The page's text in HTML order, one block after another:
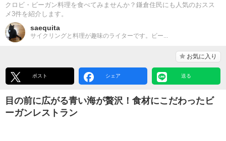
クロビ・ビーガン料理を食べてみませんか？鎌倉住民にも人気のおスス
メ3件を紹介します。
saequita
サイクリングと料理が趣味のライターです。ビー...
お気に入り
ポスト シェア 送る
目の前に広がる青い海が贅沢！食材にこだわったビ
ーガンレストラン